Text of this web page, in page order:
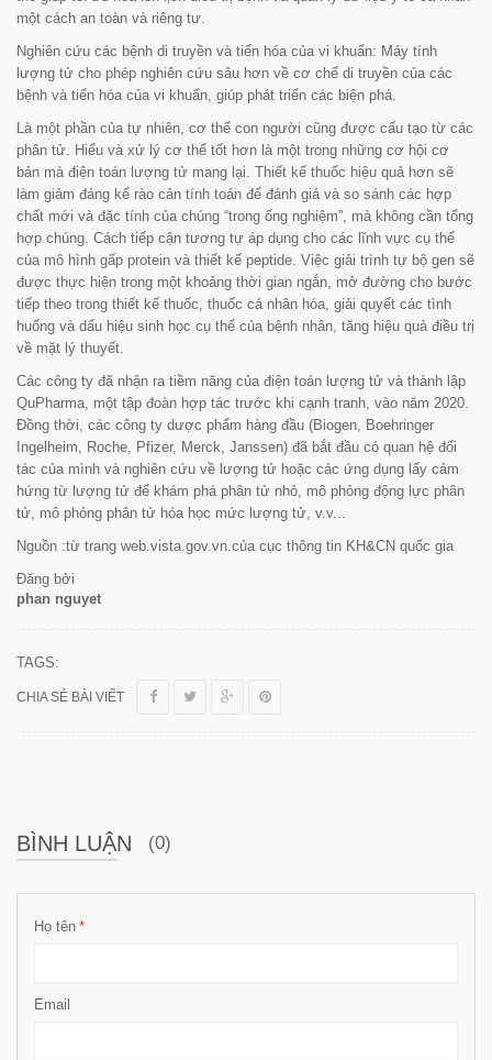
một cách an toàn và riêng tư.
Nghiên cứu các bệnh di truyền và tiến hóa của vi khuẩn: Máy tính
lượng tử cho phép nghiên cứu sâu hơn về cơ chế di truyền của các
bệnh và tiến hóa của vi khuẩn, giúp phát triển các biện phá.
Là một phần của tự nhiên, cơ thể con người cũng được cấu tạo từ các
phân tử. Hiểu và xử lý cơ thể tốt hơn là một trong những cơ hội cơ
bản mà điện toán lượng tử mang lại. Thiết kế thuốc hiệu quả hơn sẽ
làm giảm đáng kể rào cản tính toán để đánh giá và so sánh các hợp
chất mới và đặc tính của chúng “trong ống nghiệm”, mà không cần tổng
hợp chúng. Cách tiếp cận tương tự áp dụng cho các lĩnh vực cụ thể
của mô hình gấp protein và thiết kế peptide. Việc giải trình tự bộ gen sẽ
được thực hiện trong một khoảng thời gian ngắn, mở đường cho bước
tiếp theo trong thiết kế thuốc, thuốc cá nhân hóa, giải quyết các tình
huống và dấu hiệu sinh học cụ thể của bệnh nhân, tăng hiệu quả điều trị
về mặt lý thuyết.
Các công ty đã nhận ra tiềm năng của điện toán lượng tử và thành lập
QuPharma, một tập đoàn hợp tác trước khi cạnh tranh, vào năm 2020.
Đồng thời, các công ty dược phẩm hàng đầu (Biogen, Boehringer
Ingelheim, Roche, Pfizer, Merck, Janssen) đã bắt đầu có quan hệ đối
tác của mình và nghiên cứu về lượng tử hoặc các ứng dụng lấy cảm
hứng từ lượng tử để khám phá phân tử nhỏ, mô phỏng động lực phân
tử, mô phỏng phân tử hóa học mức lượng tử, v.v...
Nguồn :từ trang web.vista.gov.vn.của cục thông tin KH&CN quốc gia
Đăng bởi
phan nguyet
TAGS:
CHIA SẺ BÀI VIẾT
BÌNH LUẬN (0)
*
Họ tên
Email